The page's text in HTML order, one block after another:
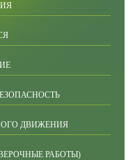
ДВИЖЕНИЯ
РАБОТЫ)